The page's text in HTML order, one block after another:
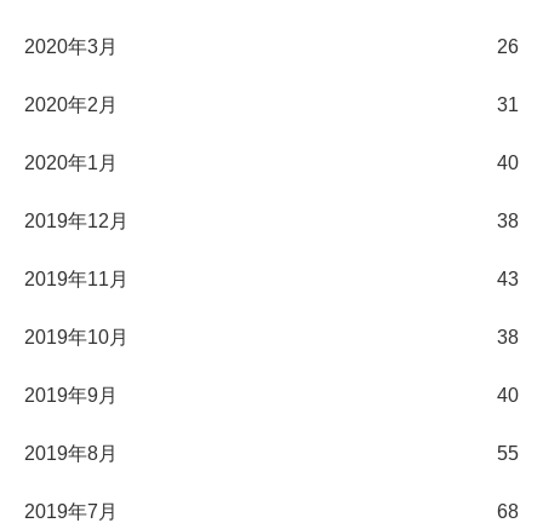
2020年3月 26
2020年2月 31
2020年1月 40
2019年12月 38
2019年11月 43
2019年10月 38
2019年9月 40
2019年8月 55
2019年7月 68